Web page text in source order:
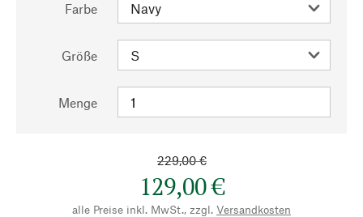
Farbe
Größe
Menge
229,00 €
129,00 €
alle Preise inkl. MwSt., zzgl. Versandkosten